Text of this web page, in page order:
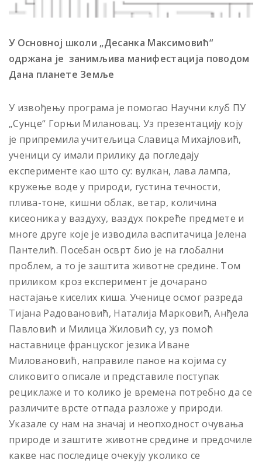
У Основној школи „Десанка Максимовић“
одржана је занимљива манифестација поводом
Дана планете Земље
У извођењу програма је помогао Научни клуб ПУ
„Сунце“ Горњи Милановац. Уз презентацију коју
је припремила учитељица Славица Михајловић,
ученици су имали прилику да погледају
експерименте као што су: вулкан, лава лампа,
кружење воде у природи, густина течности,
плива-тоне, кишни облак, ветар, количина
кисеоника у ваздуху, ваздух покреће предмете и
многе друге које је изводила васпитачица Јелена
Пантелић. Посебан осврт био је на глобални
проблем, а то је заштита животне средине. Том
приликом кроз експеримент је дочарано
настајање киселих киша. Ученице осмог разреда
Тијана Радовановић, Наталија Марковић, Анђела
Павловић и Милица Жиловић су, уз помоћ
наставнице француског језика Иване
Миловановић, направиле паное на којима су
сликовито описале и представиле поступак
рециклаже и то колико је времена потребно да се
различите врсте отпада разложе у природи.
Указале су нам на значај и неопходност очувања
природе и заштите животне средине и предочиле
какве нас последице очекују уколико се